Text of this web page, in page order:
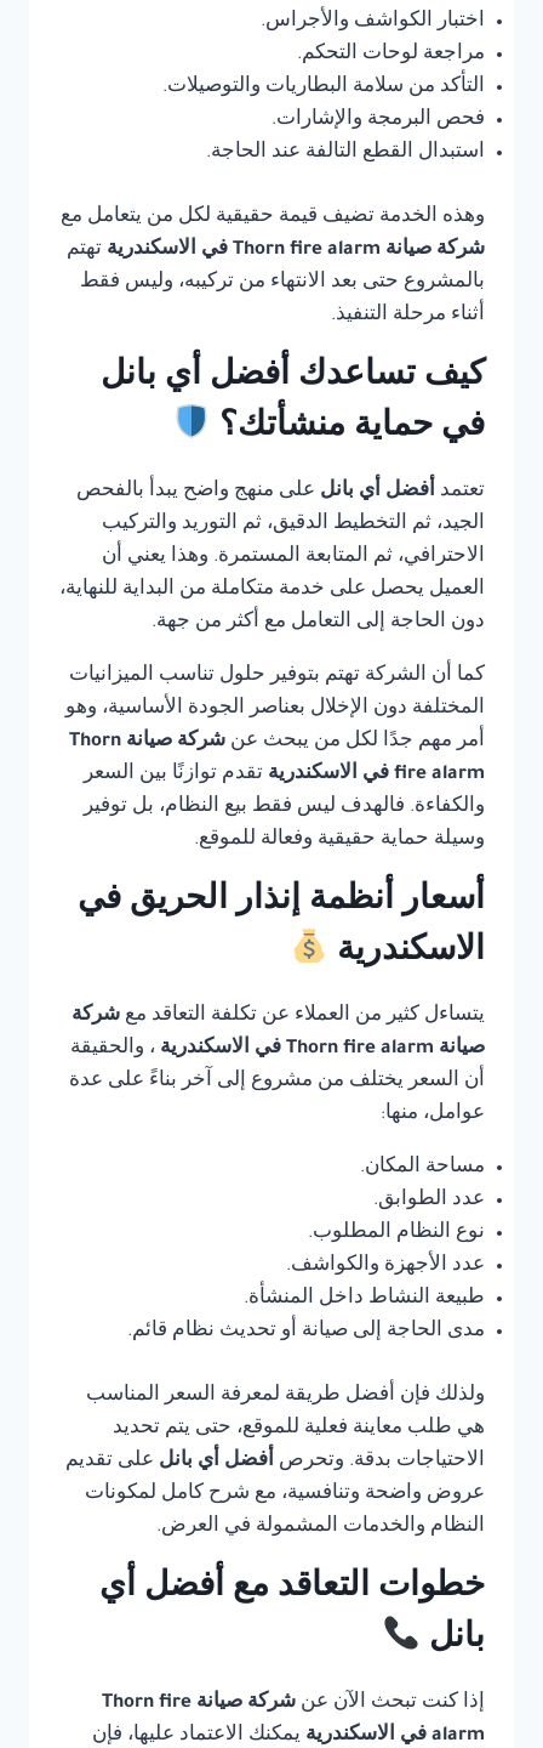
اختبار الكواشف والأجراس.
مراجعة لوحات التحكم.
التأكد من سلامة البطاريات والتوصيلات.
فحص البرمجة والإشارات.
استبدال القطع التالفة عند الحاجة.
وهذه الخدمة تضيف قيمة حقيقية لكل من يتعامل مع
شركة صيانة Thorn fire alarm في الاسكندرية
تهتم
بالمشروع حتى بعد الانتهاء من تركيبه، وليس فقط
أثناء مرحلة التنفيذ.
كيف تساعدك أفضل أي بانل
في حماية منشأتك؟
تعتمد أفضل أي بانل على منهج واضح يبدأ بالفحص
الجيد، ثم التخطيط الدقيق، ثم التوريد والتركيب
الاحترافي، ثم المتابعة المستمرة. وهذا يعني أن
العميل يحصل على خدمة متكاملة من البداية للنهاية،
دون الحاجة إلى التعامل مع أكثر من جهة.
كما أن الشركة تهتم بتوفير حلول تناسب الميزانيات
المختلفة دون الإخلال بعناصر الجودة الأساسية، وهو
أمر مهم جدًا لكل من يبحث عن
شركة صيانة Thorn
fire alarm في الاسكندرية
تقدم توازنًا بين السعر
والكفاءة. فالهدف ليس فقط بيع النظام، بل توفير
وسيلة حماية حقيقية وفعالة للموقع.
أسعار أنظمة إنذار الحريق في
الاسكندرية
يتساءل كثير من العملاء عن تكلفة التعاقد مع شركة
صيانة Thorn fire alarm في الاسكندرية
، والحقيقة
أن السعر يختلف من مشروع إلى آخر بناءً على عدة
عوامل، منها:
مساحة المكان.
عدد الطوابق.
نوع النظام المطلوب.
عدد الأجهزة والكواشف.
طبيعة النشاط داخل المنشأة.
مدى الحاجة إلى صيانة أو تحديث نظام قائم.
ولذلك فإن أفضل طريقة لمعرفة السعر المناسب
هي طلب معاينة فعلية للموقع، حتى يتم تحديد
الاحتياجات بدقة. وتحرص أفضل أي بانل على تقديم
عروض واضحة وتنافسية، مع شرح كامل لمكونات
النظام والخدمات المشمولة في العرض.
خطوات التعاقد مع أفضل أي
بانل
إذا كنت تبحث الآن عن
شركة صيانة Thorn fire
alarm في الاسكندرية
يمكنك الاعتماد عليها، فإن